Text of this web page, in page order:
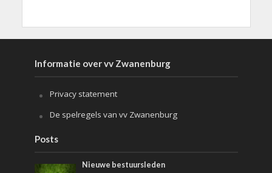
Informatie over vv Zwanenburg
Privacy statement
De spelregels van vv Zwanenburg
Posts
Nieuwe bestuursleden